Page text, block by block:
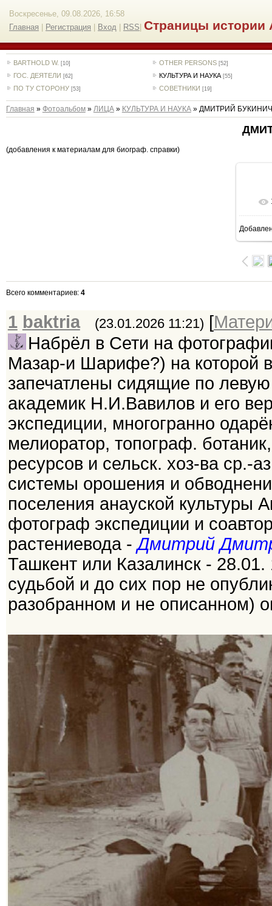
Воскресенье, 09.08.2026, 16:58
Главная
Регистрация Вход RSS Страницы истории
BARTHOLD W. [10] OTHER PERSONS [52]
ГОС. ДЕЯТЕЛИ [62] КУЛЬТУРА И НАУКА [55]
ПО ТУ СТОРОНУ [53] СОВЕТНИКИ [19]
Главная » Фотоальбом» ЛИЦА» КУЛЬТУРА И НАУКА» ДМИТРИЙ БУКИНИЧ
(добавления к материалам для биограф. справки)
Всего комментариев: 4
1 baktria (23.01.2026 11:21) [
Набрёл в Сети на
Мазар-и Шарифе?) на которой
запечатлены сидящие по
академик Н.И.Вавилов и его
экспедиции, многогранно
мелиоратор, топограф.
ресурсов и сельск. хоз-ва ср.-
системы орошения и
поселения анауской культуры
фотограф экспедиции и
растениевода -Дмитрий
Ташкент или Казалинск - 28.01.
судьбой и до сих пор не
разобранном и не описанном)